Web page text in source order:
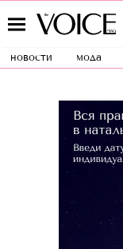
новости мода